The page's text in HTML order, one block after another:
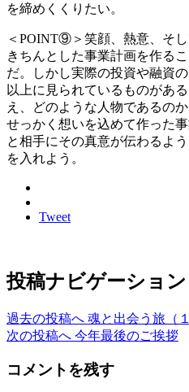
を締めくくりたい。
＜POINT⑨＞笑顔、熱意、そ
きちんとした事業計画を作る
だ。しかし実際の投資や融資
以上に見られているものがあ
え、どのような人物であるのか
せっかく想いを込めて作った
と相手にその真意が伝わるよ
を入れよう。
Tweet
投稿ナビゲーション
過去の投稿へ 魂と出会う旅（１
次の投稿へ 今年最後のご挨拶
コメントを残す